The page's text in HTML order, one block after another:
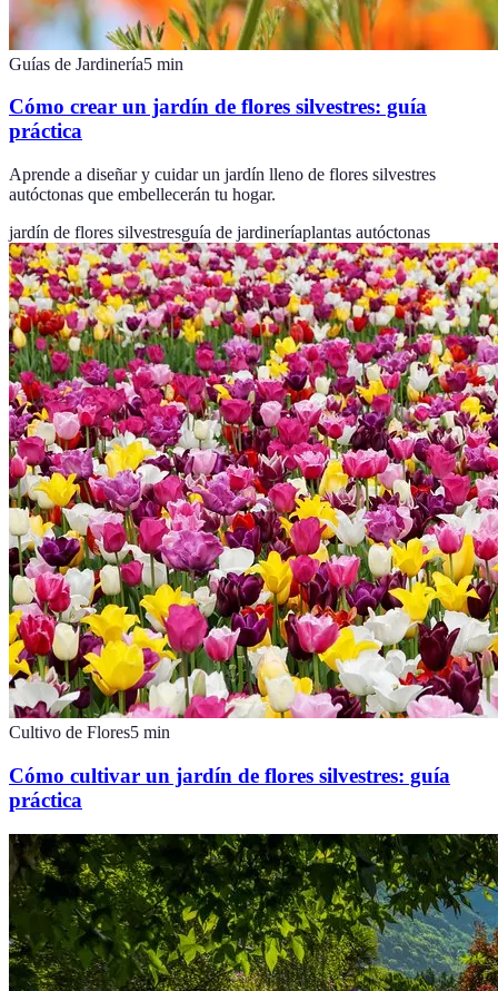
Guías de Jardinería5 min
Cómo crear un jardín de flores silvestres: guía
práctica
Aprende a diseñar y cuidar un jardín lleno de flores silvestres
autóctonas que embellecerán tu hogar.
jardín de flores silvestresguía de jardineríaplantas autóctonas
Cultivo de Flores5 min
Cómo cultivar un jardín de flores silvestres: guía
práctica